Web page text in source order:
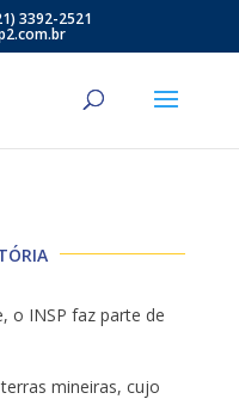
3392-2521
o INSP faz parte de
mineiras, cujo